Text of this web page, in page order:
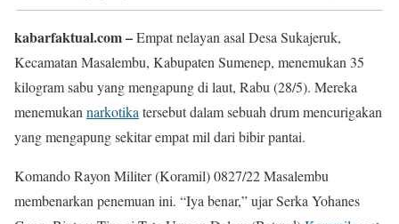
kabarfaktual.com –Empat nelayan asal Desa Sukajeruk,
Kecamatan Masalembu, Kabupaten Sumenep, menemukan 35
kilogram sabu yang mengapung di laut, Rabu (28/5). Mereka
menemukan narkotika tersebut dalam sebuah drum mencurigakan
yang mengapung sekitar empat mil dari bibir pantai.
Komando Rayon Militer (Koramil) 0827/22 Masalembu
membenarkan penemuan ini. “Iya benar,” ujar Serka Yohanes